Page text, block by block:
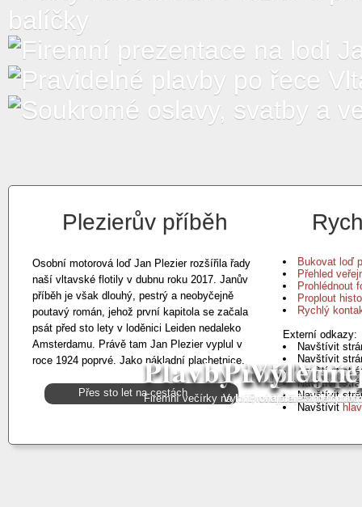
Plavby
Firemní večírky na lodi, vánoční večírky,
Nezapomenutelné
Proplujte
Vyhlídkové plavby po Vltavě
Přehled
Výletní
Pronajměte si celou
Plezierův příběh
Osobní motorová loď Jan Plezier rozšířila řady
naší vltavské flotily v dubnu roku 2017. Janův
příběh je však dlouhý, pestrý a neobyčejně
poutavý román, jehož první kapitola se začala
psát před sto lety v loděnici Leiden nedaleko
Amsterdamu. Právě tam Jan Plezier vyplul v
roce 1924 poprvé. Jako nákladní plachetnice...
Přes sto let na cestách
Bukovat loď
Přehled
Prohlédnout
Proplout
Rychlý
Externí odkazy:
Navštívit
Navštívit
Navštívit
Navštívit
Navštívit
Navštívit